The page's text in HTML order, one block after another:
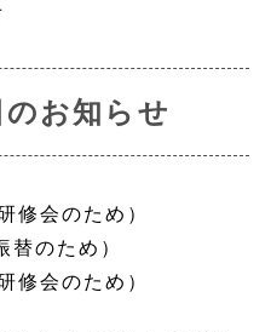
お知らせ
修会のため）
のため）
修会のため）